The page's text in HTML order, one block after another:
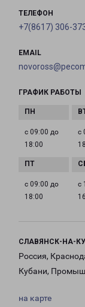
ТЕЛЕФОН
+7(8617) 306-
EMAIL
ГРАФИК РАБОТЫ
с 09:00 до
18:00
с
с 09:00 до
18:00
с
СЛАВЯНСК-НА-
Россия,
Кубани,
на карте